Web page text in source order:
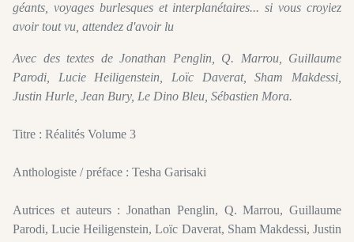
géants, voyages burlesques et interplanétaires... si vous croyiez
avoir tout vu, attendez d'avoir lu
Avec des textes de Jonathan Penglin, Q. Marrou, Guillaume
Parodi, Lucie Heiligenstein, Loïc Daverat, Sham Makdessi,
Justin Hurle, Jean Bury, Le Dino Bleu, Sébastien Mora.
Titre : Réalités Volume 3
Anthologiste / préface : Tesha Garisaki
Autrices et auteurs : Jonathan Penglin, Q. Marrou, Guillaume
Parodi, Lucie Heiligenstein, Loïc Daverat, Sham Makdessi, Justin